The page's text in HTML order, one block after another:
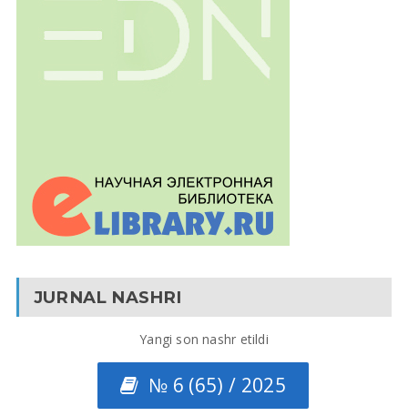
JURNAL NASHRI
Yangi son nashr etildi
№ 6 (65) / 2025